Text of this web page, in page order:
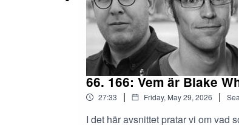
66. 166: Vem är Blake
27:33 | Friday, May 29, 2026 |
I det här avsnittet pratar vi om vad